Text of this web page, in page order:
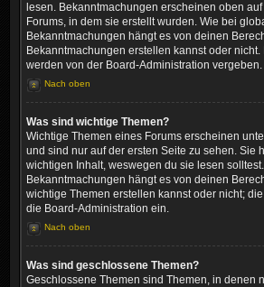
lesen. Bekanntmachungen erscheinen oben
Forums, in dem sie erstellt wurden. Wie bei
Bekanntmachungen hängt es von deinen
Bekanntmachungen erstellen kannst oder
werden von der Board-Administration vergeben.
Nach oben
Was sind wichtige Themen?
Wichtige Themen eines Forums erscheinen
und sind nur auf der ersten Seite zu sehen. Sie
wichtigen Inhalt, weswegen du sie lesen
Bekanntmachungen hängt es von deinen
wichtige Themen erstellen kannst oder nicht;
die Board-Administration ein.
Nach oben
Was sind geschlossene Themen?
Geschlossene Themen sind Themen, in denen